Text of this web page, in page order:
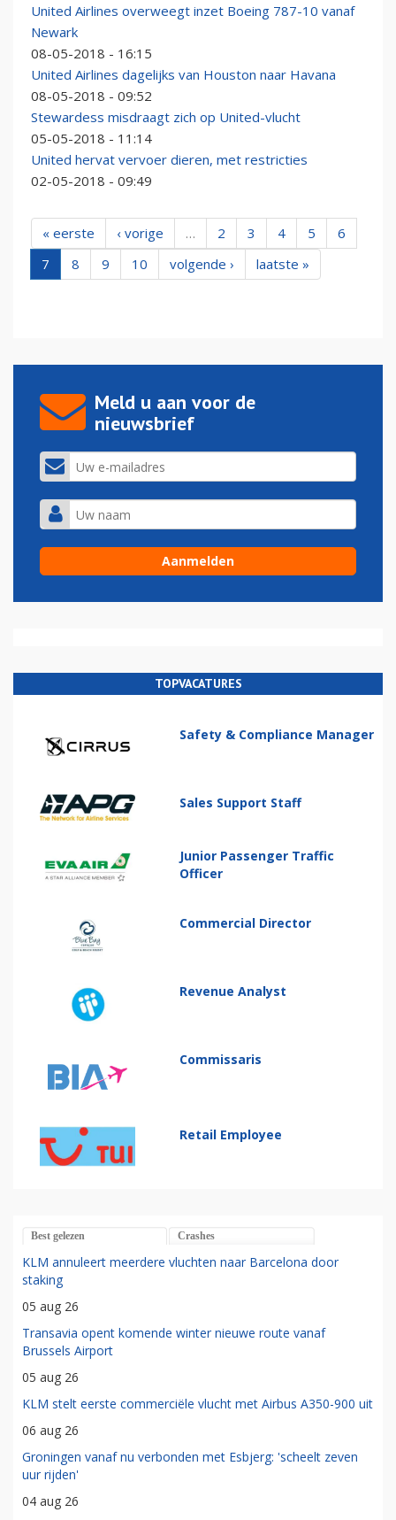
United Airlines overweegt inzet Boeing 787-10 vanaf
Newark
08-05-2018 - 16:15
United Airlines dagelijks van Houston naar Havana
08-05-2018 - 09:52
Stewardess misdraagt zich op United-vlucht
05-05-2018 - 11:14
United hervat vervoer dieren, met restricties
02-05-2018 - 09:49
« eerste ‹ vorige … 2 3 4 5
6
7
8 9 10 volgende › laatste »
Meld u aan voor de
nieuwsbrief
TOPVACATURES
Safety & Compliance Manager
Sales Support Staff
Junior Passenger Traffic
Officer
Commercial Director
Revenue Analyst
Commissaris
Retail Employee
Best gelezen Crashes
KLM annuleert meerdere vluchten naar Barcelona door
staking
05 aug 26
Transavia opent komende winter nieuwe route vanaf
Brussels Airport
05 aug 26
KLM stelt eerste commerciële vlucht met Airbus A350-900 uit
06 aug 26
Groningen vanaf nu verbonden met Esbjerg: 'scheelt zeven
uur rijden'
04 aug 26